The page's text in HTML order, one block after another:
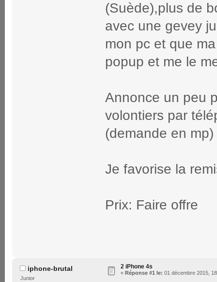
(Suède),plus de
avec une gevey
mon pc et que
popup et me le
Annonce un peu
volontiers par
(demande en mp)
Je favorise la
Prix: Faire offre
iphone-brutal
Junior
2 iPhone 4s
« Réponse #1 le: 01 décembre 2015,